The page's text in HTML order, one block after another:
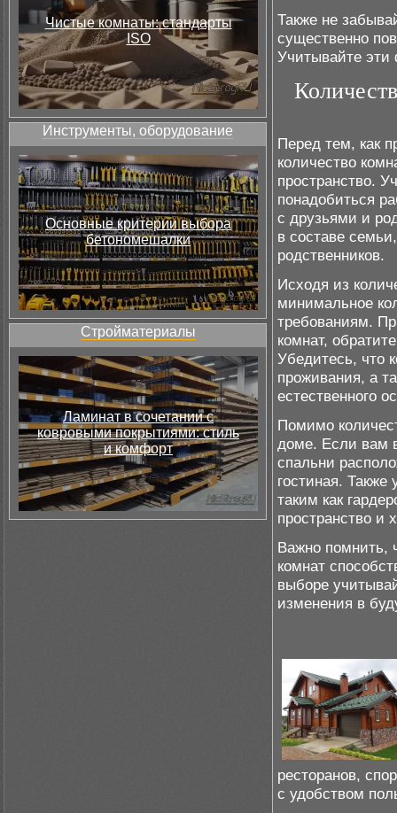
Чистые комнаты: стандарты
ISO
Инструменты, оборудование
Основные критерии выбора
бетономешалки
Стройматериалы
Ламинат в сочетании с
ковровыми покрытиями: стиль
и комфорт
Также не
существенно
Учитывайте
Перед тем, как
количество
пространство.
понадобиться
с друзьями и
в составе
родственников.
Исходя из
минимальное
требованиям.
комнат,
Убедитесь, что
проживания, а
естественного
Помимо
доме. Если вам
спальни
гостиная.
таким как
пространство и
Важно помнить,
комнат
выборе
изменения в
ресторанов,
с удобством